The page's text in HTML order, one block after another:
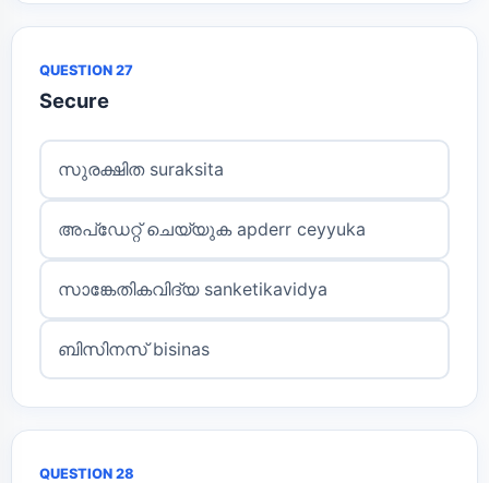
QUESTION 27
Secure
സുരക്ഷിത suraksita
അപ്ഡേറ്റ് ചെയ്യുക apderr ceyyuka
സാങ്കേതികവിദ്യ sanketikavidya
ബിസിനസ് bisinas
QUESTION 28